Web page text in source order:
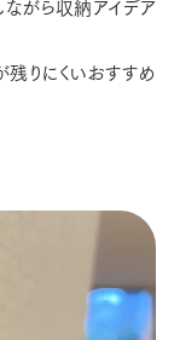
ながら収納アイデア
りにくいおすすめ